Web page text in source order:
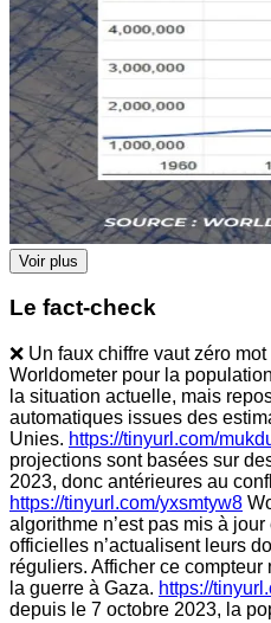
Voir plus
Le fact-check
❌ Un faux chiffre vaut zéro
Worldometer pour la
la situation actuelle, mais
automatiques issues des
Unies. https://tinyurl.com/
projections sont basées sur
2023, donc antérieures au
https://tinyurl.com/yxsmtyw8
algorithme n’est pas mis à
officielles n’actualisent leurs
réguliers. Afficher ce compteur
la guerre à Gaza. https://
depuis le 7 octobre 2023, la